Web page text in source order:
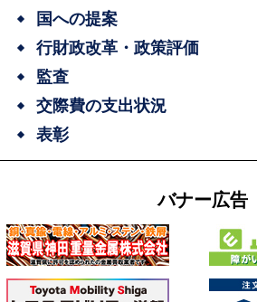
国への提案
行財政改革・政策評価
監査
交際費の支出状況
表彰
バナー広告